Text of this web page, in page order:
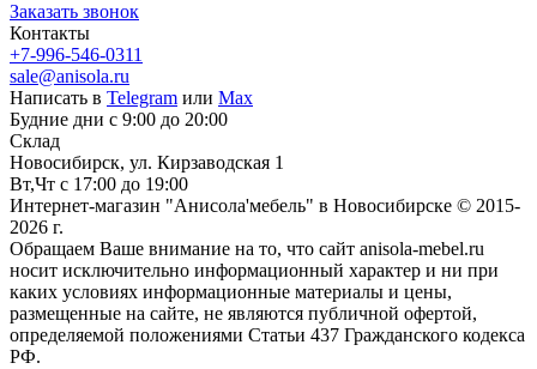
Заказать звонок
Контакты
+7-996-546-0311
sale@anisola.ru
Написать в Telegram или Max
Будние дни с 9:00 до 20:00
Склад
Новосибирск, ул. Кирзаводская 1
Вт,Чт с 17:00 до 19:00
Интернет-магазин "Анисола'мебель" в Новосибирске © 2015-
2026 г.
Обращаем Ваше внимание на то, что сайт anisola-mebel.ru
носит исключительно информационный характер и ни при
каких условиях информационные материалы и цены,
размещенные на сайте, не являются публичной офертой,
определяемой положениями Статьи 437 Гражданского кодекса
РФ.